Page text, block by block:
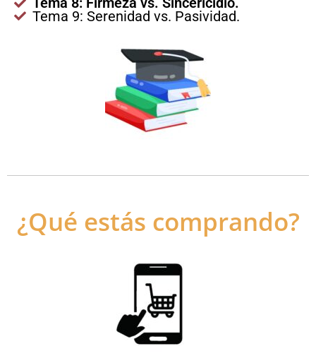
Tema 9: Serenidad vs. Pasividad.
¿Qué estás comprando?